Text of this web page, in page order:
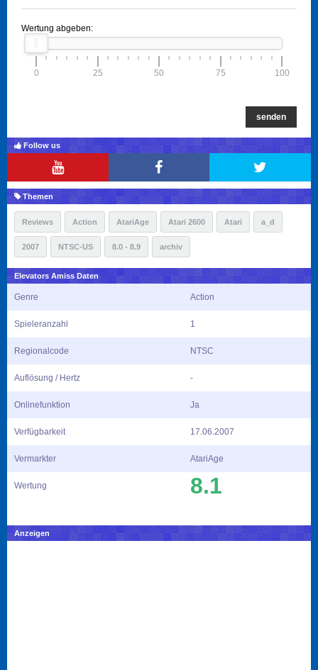
Wertung abgeben:
0 25 50 75 100
senden
Follow us
Themen
Reviews Action AtariAge Atari 2600 Atari a_d
2007 NTSC-US 8.0 - 8.9 archiv
Elevators Amiss Daten
Genre Action
Spieleranzahl 1
Regionalcode NTSC
Auflösung / Hertz -
Onlinefunktion Ja
Verfügbarkeit 17.06.2007
Vermarkter AtariAge
Wertung 8.1
Anzeigen